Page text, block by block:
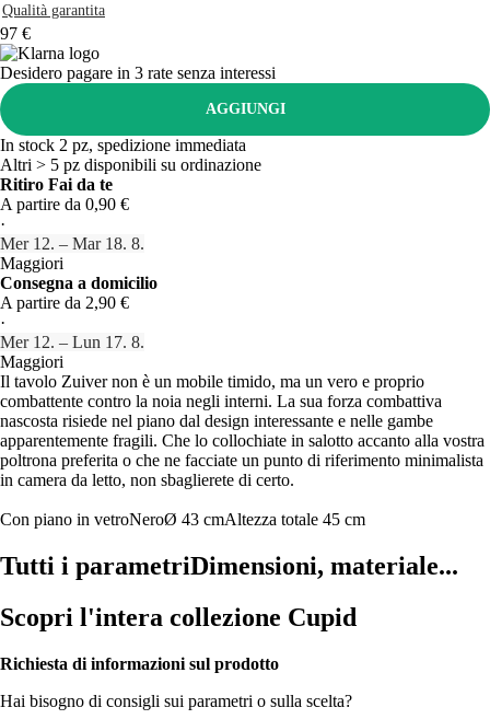
Qualità garantita
97 €
Desidero pagare in 3 rate senza interessi
AGGIUNGI
In stock 2 pz, spedizione immediata
Altri > 5 pz disponibili su ordinazione
Ritiro Fai da te
A partire da 0,90 €
·
Mer 12. – Mar 18. 8.
Maggiori
Consegna a domicilio
A partire da 2,90 €
·
Mer 12. – Lun 17. 8.
Maggiori
Il tavolo Zuiver non è un mobile timido, ma un vero e proprio
combattente contro la noia negli interni. La sua forza combattiva
nascosta risiede nel piano dal design interessante e nelle gambe
apparentemente fragili. Che lo collochiate in salotto accanto alla vostra
poltrona preferita o che ne facciate un punto di riferimento minimalista
in camera da letto, non sbaglierete di certo.
Con piano in vetroNeroØ 43 cmAltezza totale 45 cm
Tutti i parametriDimensioni, materiale...
Scopri l'intera collezione Cupid
Richiesta di informazioni sul prodotto
Hai bisogno di consigli sui parametri o sulla scelta?